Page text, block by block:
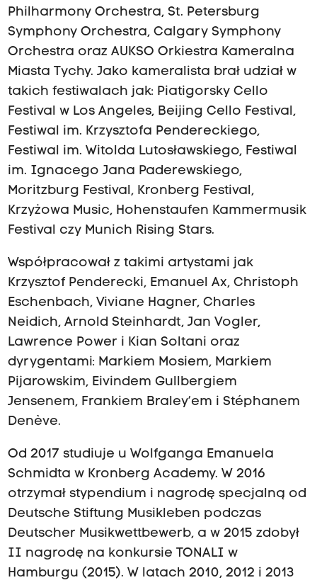
Philharmony Orchestra, St. Petersburg
Symphony Orchestra, Calgary Symphony
Orchestra oraz AUKSO Orkiestra Kameralna
Miasta Tychy. Jako kameralista brał udział w
takich festiwalach jak: Piatigorsky Cello
Festival w Los Angeles, Beijing Cello Festival,
Festiwal im. Krzysztofa Pendereckiego,
Festiwal im. Witolda Lutosławskiego, Festiwal
im. Ignacego Jana Paderewskiego,
Moritzburg Festival, Kronberg Festival,
Krzyżowa Music, Hohenstaufen Kammermusik
Festival czy Munich Rising Stars.
Współpracował z takimi artystami jak
Krzysztof Penderecki, Emanuel Ax, Christoph
Eschenbach, Viviane Hagner, Charles
Neidich, Arnold Steinhardt, Jan Vogler,
Lawrence Power i Kian Soltani oraz
dyrygentami: Markiem Mosiem, Markiem
Pijarowskim, Eivindem Gullbergiem
Jensenem, Frankiem Braley’em i Stéphanem
Denève.
Od 2017 studiuje u Wolfganga Emanuela
Schmidta w Kronberg Academy. W 2016
otrzymał stypendium i nagrodę specjalną od
Deutsche Stiftung Musikleben podczas
Deutscher Musikwettbewerb, a w 2015 zdobył
II nagrodę na konkursie TONALI w
Hamburgu (2015). W latach 2010, 2012 i 2013